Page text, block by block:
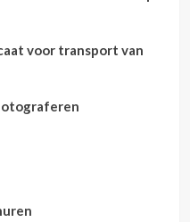
voor transport van